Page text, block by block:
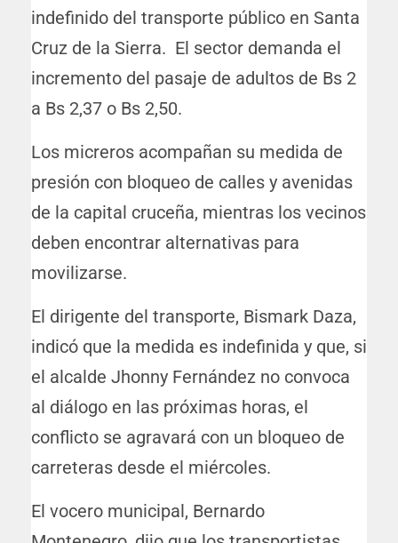
indefinido del transporte público en Santa
Cruz de la Sierra. El sector demanda el
incremento del pasaje de adultos de Bs 2
a Bs 2,37 o Bs 2,50.
Los micreros acompañan su medida de
presión con bloqueo de calles y avenidas
de la capital cruceña, mientras los vecinos
deben encontrar alternativas para
movilizarse.
El dirigente del transporte, Bismark Daza,
indicó que la medida es indefinida y que, si
el alcalde Jhonny Fernández no convoca
al diálogo en las próximas horas, el
conflicto se agravará con un bloqueo de
carreteras desde el miércoles.
El vocero municipal, Bernardo